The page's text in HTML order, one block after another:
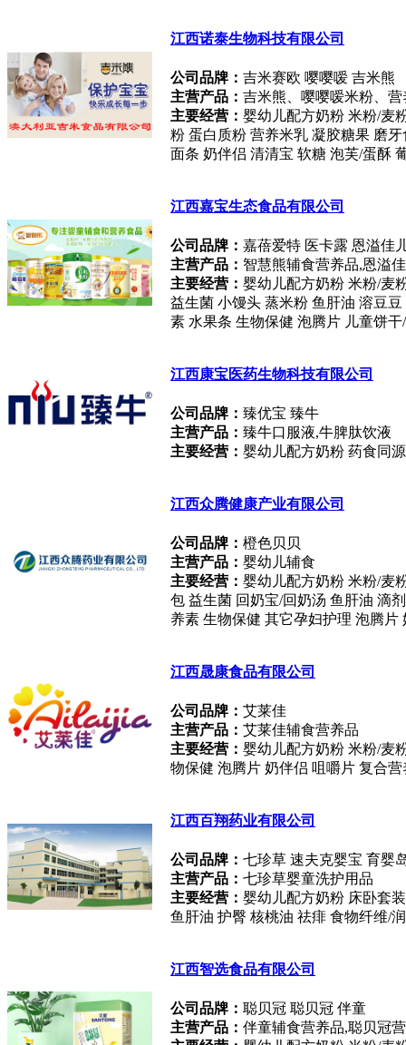
江西诺泰生物科技有限公司
公司品牌： 吉米赛欧 嘤嘤嗳 吉米熊
主营产品： 吉米熊、嘤嘤嗳米粉、营
主要经营： 婴幼儿配方奶粉 米粉/麦
粉 蛋白质粉 营养米乳 凝胶糖果 磨
面条 奶伴侣 清清宝 软糖 泡芙/蛋酥
江西嘉宝生态食品有限公司
公司品牌： 嘉蓓爱特 医卡露 恩溢佳
主营产品： 智慧熊辅食营养品,恩溢
主要经营： 婴幼儿配方奶粉 米粉/麦
益生菌 小馒头 蒸米粉 鱼肝油 溶豆
素 水果条 生物保健 泡腾片 儿童饼
江西康宝医药生物科技有限公司
公司品牌： 臻优宝 臻牛
主营产品： 臻牛口服液,牛脾肽饮液
主要经营： 婴幼儿配方奶粉 药食同
江西众腾健康产业有限公司
公司品牌： 橙色贝贝
主营产品： 婴幼儿辅食
主要经营： 婴幼儿配方奶粉 米粉/麦
包 益生菌 回奶宝/回奶汤 鱼肝油 滴
养素 生物保健 其它孕妇护理 泡腾
江西晟康食品有限公司
公司品牌： 艾莱佳
主营产品： 艾莱佳辅食营养品
主要经营： 婴幼儿配方奶粉 米粉/麦
物保健 泡腾片 奶伴侣 咀嚼片 复合
江西百翔药业有限公司
公司品牌： 七珍草 速夫克婴宝 育婴
主营产品： 七珍草婴童洗护用品
主要经营： 婴幼儿配方奶粉 床卧套
鱼肝油 护臀 核桃油 祛痱 食物纤维/
江西智选食品有限公司
公司品牌： 聪贝冠 聪贝冠 伴童
主营产品： 伴童辅食营养品,聪贝冠